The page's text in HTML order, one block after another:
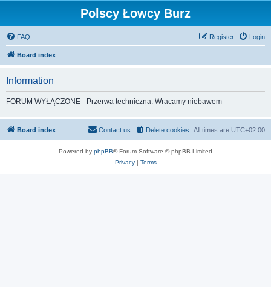
Polscy Łowcy Burz
FAQ Login
Register
Board index
Information
FORUM WYŁĄCZONE - Przerwa techniczna. Wracamy niebawem
Board index All times are UTC+02:00
Delete cookies
Contact us
Powered by phpBB® Forum Software © phpBB Limited
Privacy| Terms